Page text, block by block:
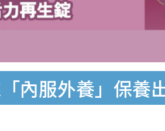
內服外養」保養